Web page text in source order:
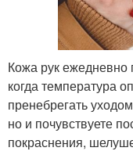
Кожа рук ежедневно
когда температура
пренебрегать
но и почувствуете
покраснения,